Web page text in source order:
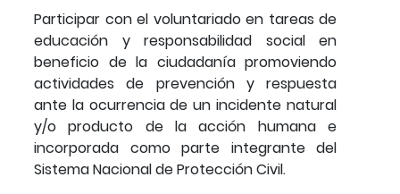
Participar con el voluntariado en tareas de
educación y responsabilidad social en
beneficio de la ciudadanía promoviendo
actividades de prevención y respuesta
ante la ocurrencia de un incidente natural
y/o producto de la acción humana e
incorporada como parte integrante del
Sistema Nacional de Protección Civil.